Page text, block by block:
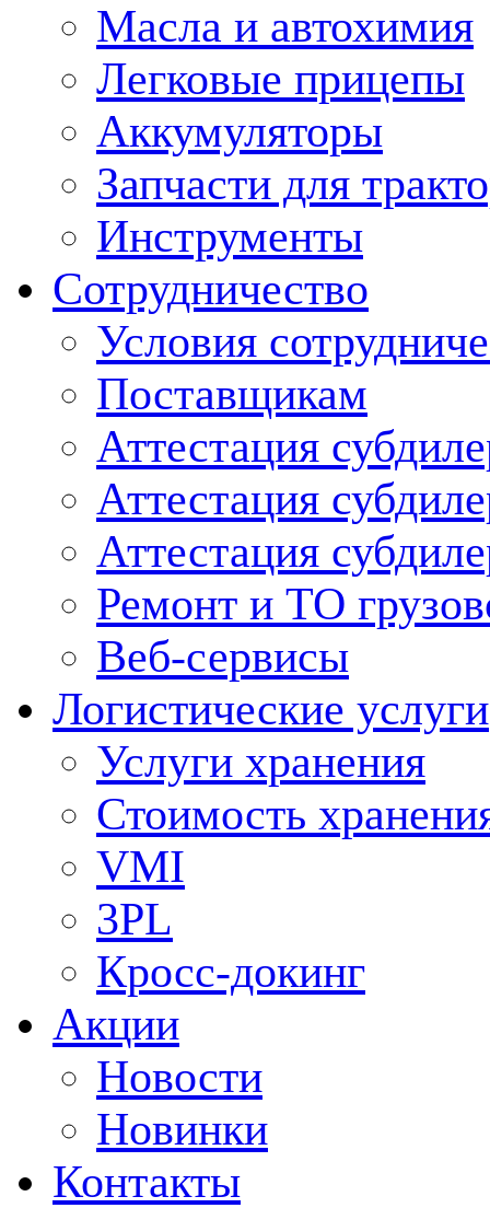
Масла и автохимия
Легковые прицепы
Аккумуляторы
Запчасти для
Инструменты
Сотрудничество
Условия
Поставщикам
Аттестация
Аттестация
Аттестация
Ремонт и ТО
Веб-сервисы
Логистические услуги
Услуги хранения
Стоимость
VMI
3PL
Кросс-докинг
Акции
Новости
Новинки
Контакты